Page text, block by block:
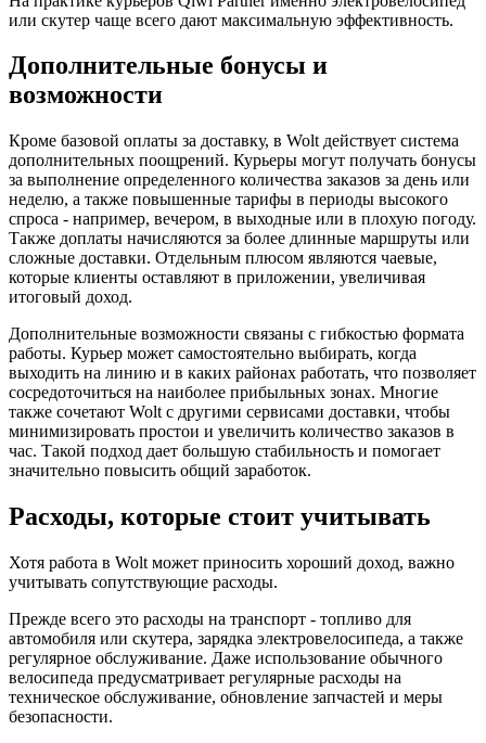
или скутер чаще всего дают максимальную эффективность.
Дополнительные бонусы и
возможности
Кроме базовой оплаты за доставку, в Wolt действует система
дополнительных поощрений. Курьеры могут получать бонусы
за выполнение определенного количества заказов за день или
неделю, а также повышенные тарифы в периоды высокого
спроса - например, вечером, в выходные или в плохую погоду.
Также доплаты начисляются за более длинные маршруты или
сложные доставки. Отдельным плюсом являются чаевые,
которые клиенты оставляют в приложении, увеличивая
итоговый доход.
Дополнительные возможности связаны с гибкостью формата
работы. Курьер может самостоятельно выбирать, когда
выходить на линию и в каких районах работать, что позволяет
сосредоточиться на наиболее прибыльных зонах. Многие
также сочетают Wolt с другими сервисами доставки, чтобы
минимизировать простои и увеличить количество заказов в
час. Такой подход дает большую стабильность и помогает
значительно повысить общий заработок.
Расходы, которые стоит учитывать
Хотя работа в Wolt может приносить хороший доход, важно
учитывать сопутствующие расходы.
Прежде всего это расходы на транспорт - топливо для
автомобиля или скутера, зарядка электровелосипеда, а также
регулярное обслуживание. Даже использование обычного
велосипеда предусматривает регулярные расходы на
техническое обслуживание, обновление запчастей и меры
безопасности.